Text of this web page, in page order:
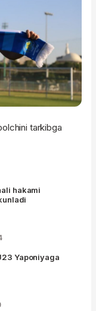
tarkibga
hakami
Yaponiyaga